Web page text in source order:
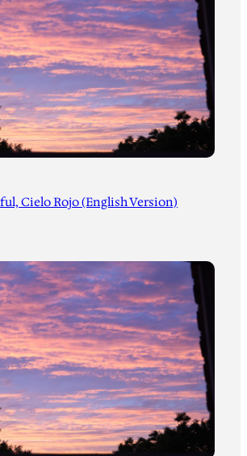
Cielo Rojo (English Version)